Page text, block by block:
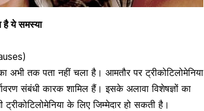
है ये समस्या
अभी तक पता नहीं चला है। आमतौर पर ट्रीकोटिलोमेनिया
संबंधी कारक शामिल हैं। इसके अलावा विशेषज्ञों का
के लिए जिम्मेदार हो सकती है।